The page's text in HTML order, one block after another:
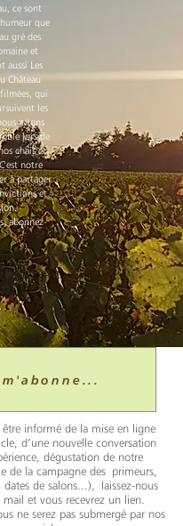
ce sont
que
gré des
et
aussi Les
Château
qui
les
avions
lors de
chais et
notre
à partager
et
abonnez-
informé de la mise en ligne
d’une nouvelle conversation
dégustation de notre
de la campagne des primeurs,
dates de salons...), laissez-nous
mail et vous recevrez un lien.
ne serez pas submergé par nos